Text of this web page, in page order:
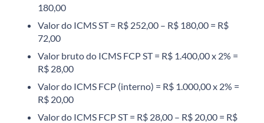
180,00
Valor do ICMS ST = R$ 252,00 – R$ 180,00 = R$
72,00
Valor bruto do ICMS FCP ST = R$ 1.400,00 x 2% =
R$ 28,00
Valor do ICMS FCP (interno) = R$ 1.000,00 x 2% =
R$ 20,00
Valor do ICMS FCP ST = R$ 28,00 – R$ 20,00 = R$